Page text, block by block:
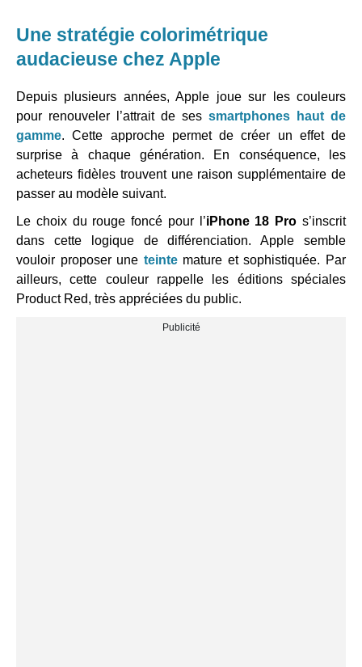
Une stratégie colorimétrique
audacieuse chez Apple
Depuis plusieurs années, Apple joue sur les couleurs
pour renouveler l’attrait de ses smartphones haut de
gamme. Cette approche permet de créer un effet de
surprise à chaque génération. En conséquence, les
acheteurs fidèles trouvent une raison supplémentaire de
passer au modèle suivant.
Le choix du rouge foncé pour l’iPhone 18 Pro s’inscrit
dans cette logique de différenciation. Apple semble
vouloir proposer une teintemature et sophistiquée. Par
ailleurs, cette couleur rappelle les éditions spéciales
Product Red, très appréciées du public.